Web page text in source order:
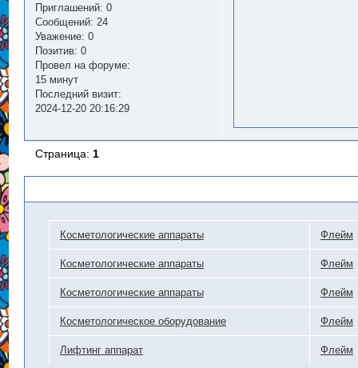
Приглашений: 0
Сообщений: 24
Уважение: 0
Позитив: 0
Провел на форуме:
15 минут
Последний визит:
2024-12-20 20:16:29
Страница: 1
Косметологические аппараты Флейм
Косметологические аппараты Флейм
Косметологические аппараты Флейм
Косметологическое оборудование Флейм
Лифтинг аппарат Флейм